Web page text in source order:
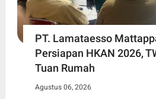
PT. Lamataesso
Persiapan HKAN 2026,
Tuan Rumah
Agustus 06, 2026